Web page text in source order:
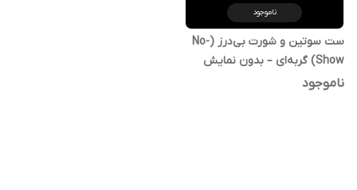
ناموجود
ست سوتین و شورت بی‌درز (No-
Show) گربه‌ای – بدون نمایش
خط لباس
ناموجود